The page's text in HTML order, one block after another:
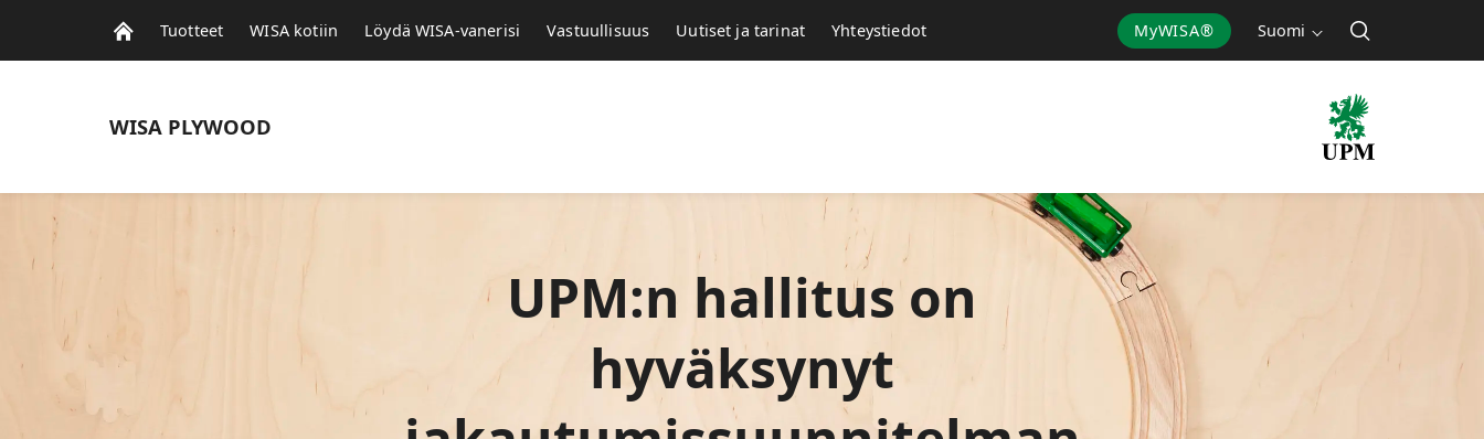
MyWISA® Suomi
Tuotteet WISA kotiin Löydä WISA-vanerisi Vastuullisuus Uutiset ja tarinat Yhteystiedot
WISA PLYWOOD
UPM:n hallitus on
hyväksynyt